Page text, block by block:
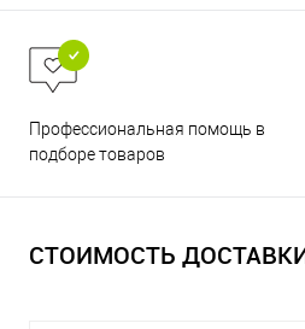
Профессиональная помощь в
подборе товаров
СТОИМОСТЬ